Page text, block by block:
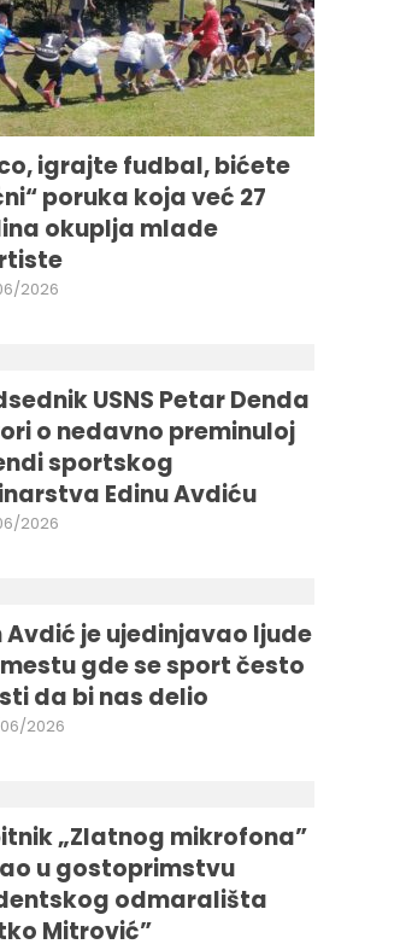
igrajte fudbal, bićete
poruka koja već 27
okuplja mlade
2026
USNS Petar Denda
o nedavno preminuloj
sportskog
Edinu Avdiću
2026
Avdić je ujedinjavao ljude
gde se sport često
da bi nas delio
2026
„Zlatnog mikrofona”
u gostoprimstvu
odmarališta
Mitrović”